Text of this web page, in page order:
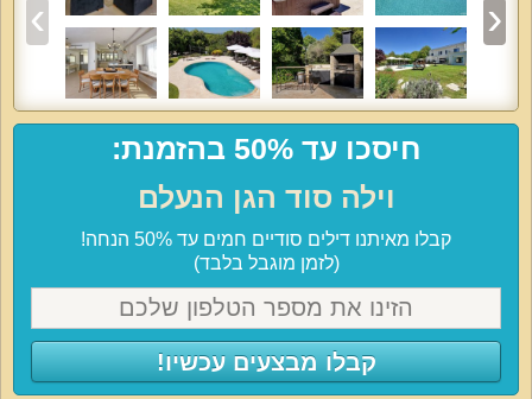
חיסכו עד 50% בהזמנת:
וילה סוד הגן הנעלם
קבלו מאיתנו דילים סודיים חמים עד 50% הנחה!
(לזמן מוגבל בלבד)
קבלו מבצעים עכשיו!